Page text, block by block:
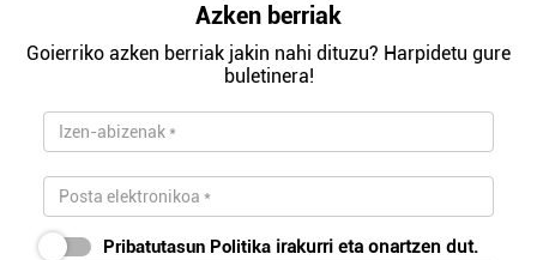
Azken berriak
Goierriko azken berriak jakin nahi dituzu? Harpidetu gure
buletinera!
Pribatutasun Politika irakurri eta onartzen dut.